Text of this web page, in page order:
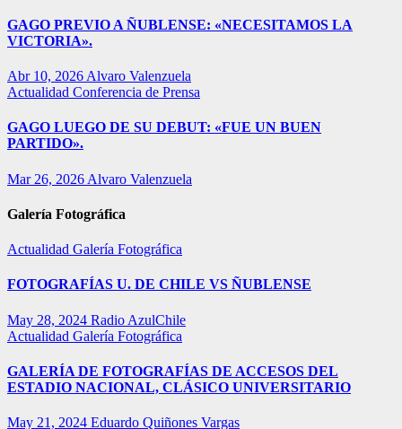
GAGO PREVIO A ÑUBLENSE: «NECESITAMOS LA
VICTORIA».
Abr 10, 2026 Alvaro Valenzuela
Actualidad Conferencia de Prensa
GAGO LUEGO DE SU DEBUT: «FUE UN BUEN
PARTIDO».
Mar 26, 2026 Alvaro Valenzuela
Galería Fotográfica
Actualidad Galería Fotográfica
FOTOGRAFÍAS U. DE CHILE VS ÑUBLENSE
May 28, 2024 Radio AzulChile
Actualidad Galería Fotográfica
GALERÍA DE FOTOGRAFÍAS DE ACCESOS DEL
ESTADIO NACIONAL, CLÁSICO UNIVERSITARIO
May 21, 2024 Eduardo Quiñones Vargas